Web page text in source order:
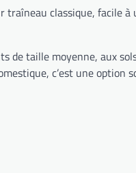
classique, facile
taille moyenne, aux
c’est une option